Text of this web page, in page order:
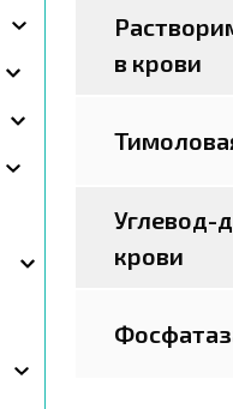
в крови
Углевод-
крови